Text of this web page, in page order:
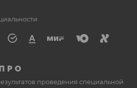
проведения специальной